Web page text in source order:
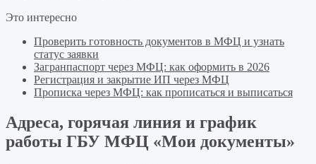
Это интересно
Проверить готовность документов в МФЦ и узнать
статус заявки
Загранпаспорт через МФЦ: как оформить в 2026
Регистрация и закрытие ИП через МФЦ
Прописка через МФЦ: как прописаться и выписаться
Адреса, горячая линия и график
работы ГБУ МФЦ «Мои документы»